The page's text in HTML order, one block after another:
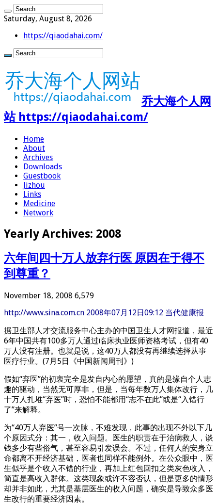
Saturday, August 8, 2026
https://qiaodahai.com/
乔大海个人网
站 https://qiaodahai.com/
Home
About
Archives
Downloads
Guestbook
Jizhou
Links
Medicine
Network
Yearly Archives: 2008
六年间四十万人放弃行医 原因在于得不
到尊重？
November 18, 2008 6,579
http://www.sina.com.cn 2008年07月12日09:12 当代健康报
据卫生部人才交流服务中心主办的中国卫生人才网报道，最近
6年中国共有100多万人通过临床执业医师资格考试，但有40
万人没有注册。也就是说，这40万人都没有再继续选择从事
医疗行业。(7月5日《中国新闻周刊》)
假如“弃医”的初衷完全是发自内心的愿望，真的是缘自个人志
趣的驱动，当然无可厚非，但是，当每年数万人集体改行，几
十万人扎堆“弃医”时，恐怕不能都用“志不在此”或是“入错行
了”来解释。
为“40万人弃医”号一次脉，不难发现，此事的出现不外以下几
个原因式分：其一，收入问题。医生的职责在于治病救人，谈
钱多少有些俗气，甚至容易引发误会。不过，任何人的安身立
命都离不开经济基础，医者也同样不能例外。在公众眼中，医
生似乎是个收入不错的行业，再加上红包回扣之类灰色收入，
简直是高收入群体。这类现象或许不容否认，但是更多的情形
却并非如此，尤其是基层医生的收入问题，确实是导致众多医
生改行的重要经济因素。